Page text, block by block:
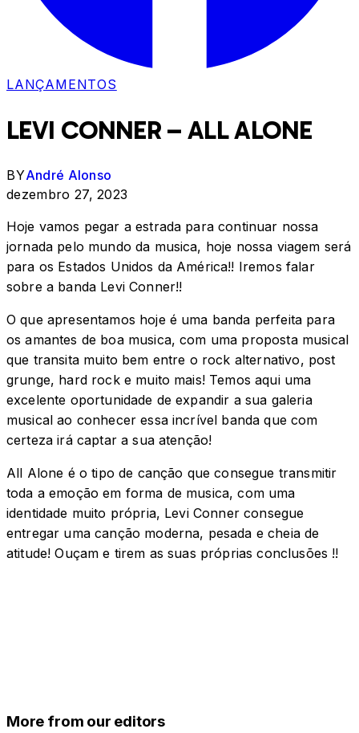
LANÇAMENTOS
LEVI CONNER – ALL ALONE
BYAndré Alonso
dezembro 27, 2023
Hoje vamos pegar a estrada para continuar nossa
jornada pelo mundo da musica, hoje nossa viagem será
para os Estados Unidos da América!! Iremos falar
sobre a banda Levi Conner!!
O que apresentamos hoje é uma banda perfeita para
os amantes de boa musica, com uma proposta musical
que transita muito bem entre o rock alternativo, post
grunge, hard rock e muito mais! Temos aqui uma
excelente oportunidade de expandir a sua galeria
musical ao conhecer essa incrível banda que com
certeza irá captar a sua atenção!
All Alone é o tipo de canção que consegue transmitir
toda a emoção em forma de musica, com uma
identidade muito própria, Levi Conner consegue
entregar uma canção moderna, pesada e cheia de
atitude! Ouçam e tirem as suas próprias conclusões !!
More from our editors